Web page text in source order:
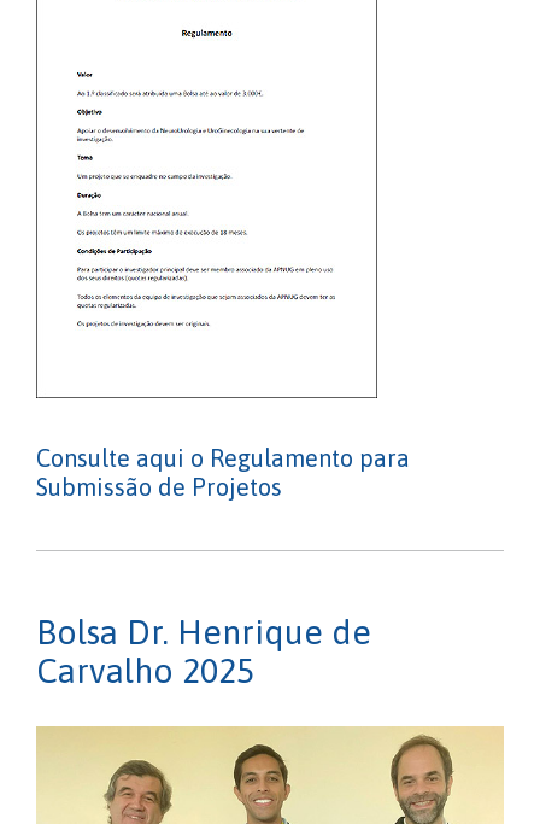
Consulte aqui o Regulamento para
Submissão de Projetos
Bolsa Dr. Henrique de
Carvalho 2025